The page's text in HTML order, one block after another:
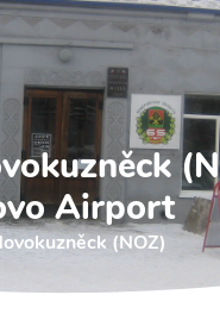
Airport
(NOZ)